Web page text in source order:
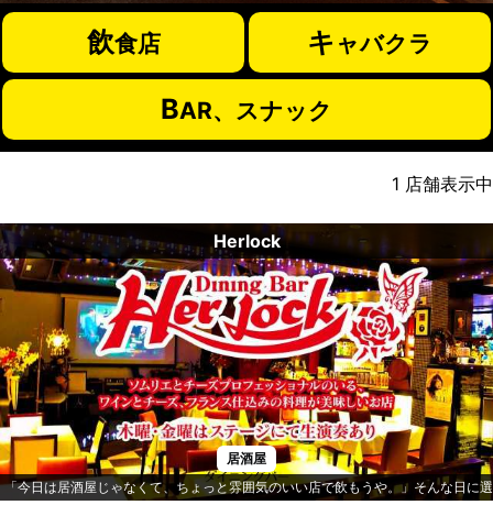
飲食店 キ ャバクラ
BAR、スナック
1 店舗表示中
Herlock
居酒屋
「今日は居酒屋じゃなくて、ちょっと雰囲気のいい店で飲もうや。」そんな日に